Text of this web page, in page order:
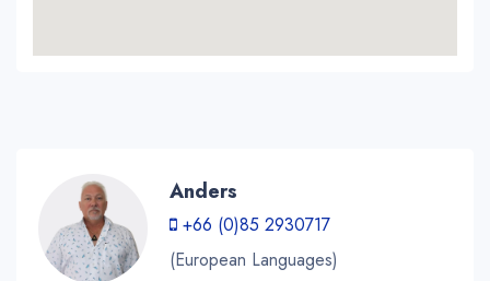
Anders
+66 (0)85 2930717
(European Languages)